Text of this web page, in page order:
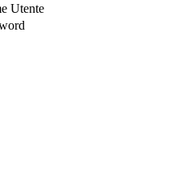
Utente